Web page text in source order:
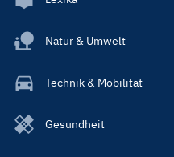
Natur & Umwelt
Technik & Mobilität
Gesundheit